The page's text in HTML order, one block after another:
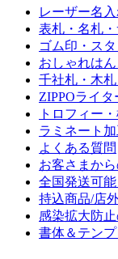
Skip
content
レーザー名
表札・名札
ゴム印・ス
おしゃれは
千社札・木
ZIPPOライ
トロフィー
ラミネート
よくある質問
お客さまか
全国発送可能
持込商品/店
感染拡大防
書体＆テン